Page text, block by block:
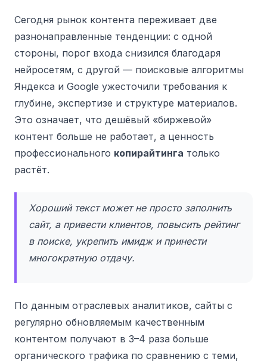
Сегодня рынок контента переживает две
разнонаправленные тенденции: с одной
стороны, порог входа снизился благодаря
нейросетям, с другой — поисковые алгоритмы
Яндекса и Google ужесточили требования к
глубине, экспертизе и структуре материалов.
Это означает, что дешёвый «биржевой»
контент больше не работает, а ценность
профессионального копирайтинга только
растёт.
Хороший текст может не просто заполнить
сайт, а привести клиентов, повысить рейтинг
в поиске, укрепить имидж и принести
многократную отдачу.
По данным отраслевых аналитиков, сайты с
регулярно обновляемым качественным
контентом получают в 3–4 раза больше
органического трафика по сравнению с теми,